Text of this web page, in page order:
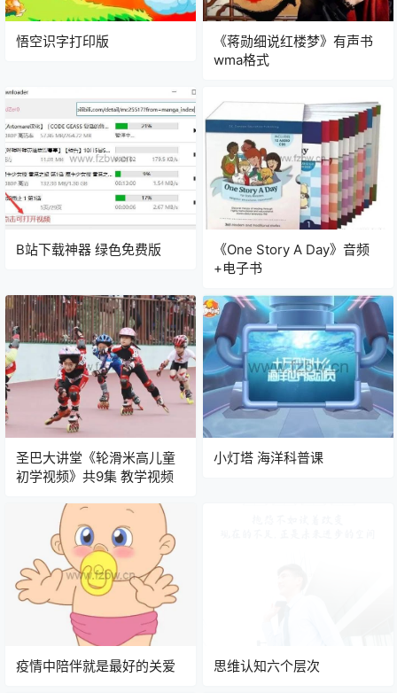
悟空识字打印版
《蒋勋细说红楼梦》有声书
wma格式
B站下载神器 绿色免费版
《One Story A Day》音频
+电子书
圣巴大讲堂《轮滑米高儿童
初学视频》共9集 教学视频
小灯塔 海洋科普课
疫情中陪伴就是最好的关爱 思维认知六个层次